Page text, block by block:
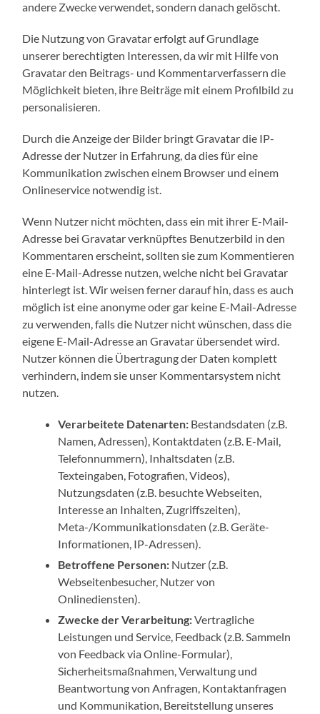
andere Zwecke verwendet, sondern danach gelöscht.
Die Nutzung von Gravatar erfolgt auf Grundlage
unserer berechtigten Interessen, da wir mit Hilfe von
Gravatar den Beitrags- und Kommentarverfassern die
Möglichkeit bieten, ihre Beiträge mit einem Profilbild zu
personalisieren.
Durch die Anzeige der Bilder bringt Gravatar die IP-
Adresse der Nutzer in Erfahrung, da dies für eine
Kommunikation zwischen einem Browser und einem
Onlineservice notwendig ist.
Wenn Nutzer nicht möchten, dass ein mit ihrer E-Mail-
Adresse bei Gravatar verknüpftes Benutzerbild in den
Kommentaren erscheint, sollten sie zum Kommentieren
eine E-Mail-Adresse nutzen, welche nicht bei Gravatar
hinterlegt ist. Wir weisen ferner darauf hin, dass es auch
möglich ist eine anonyme oder gar keine E-Mail-Adresse
zu verwenden, falls die Nutzer nicht wünschen, dass die
eigene E-Mail-Adresse an Gravatar übersendet wird.
Nutzer können die Übertragung der Daten komplett
verhindern, indem sie unser Kommentarsystem nicht
nutzen.
Verarbeitete Datenarten: Bestandsdaten (z.B.
Namen, Adressen), Kontaktdaten (z.B. E-Mail,
Telefonnummern), Inhaltsdaten (z.B.
Texteingaben, Fotografien, Videos),
Nutzungsdaten (z.B. besuchte Webseiten,
Interesse an Inhalten, Zugriffszeiten),
Meta-/Kommunikationsdaten (z.B. Geräte-
Informationen, IP-Adressen).
Betroffene Personen: Nutzer (z.B.
Webseitenbesucher, Nutzer von
Onlinediensten).
Zwecke der Verarbeitung:Vertragliche
Leistungen und Service, Feedback (z.B. Sammeln
von Feedback via Online-Formular),
Sicherheitsmaßnahmen, Verwaltung und
Beantwortung von Anfragen, Kontaktanfragen
und Kommunikation, Bereitstellung unseres